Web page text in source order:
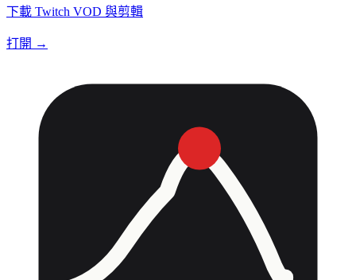
下載 Twitch VOD 與剪輯
打開 →